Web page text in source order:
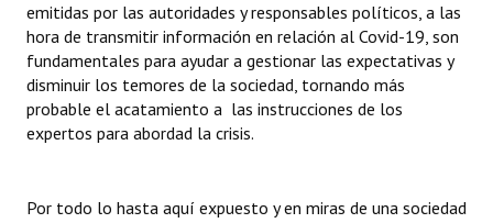
emitidas por las autoridades y responsables políticos, a las
hora de transmitir información en relación al Covid-19, son
fundamentales para ayudar a gestionar las expectativas y
disminuir los temores de la sociedad, tornando más
probable el acatamiento a las instrucciones de los
expertos para abordad la crisis.
Por todo lo hasta aquí expuesto y en miras de una sociedad